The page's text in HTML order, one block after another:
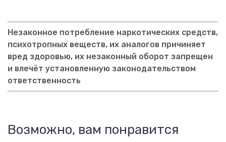
Незаконное потребление наркотических средств,
психотропных веществ, их аналогов причиняет
вред здоровью, их незаконный оборот запрещен
и влечёт установленную законодательством
ответственность
Возможно, вам понравится